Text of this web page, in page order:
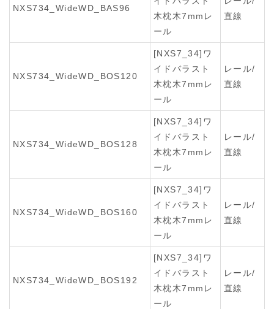
NXS734_WideWD_BAS96
木枕木7mmレ
ール
直線
NXS734_WideWD_BOS120
[NXS7_34]ワ
イドバラスト
木枕木7mmレ
ール
レール/
直線
NXS734_WideWD_BOS128
[NXS7_34]ワ
イドバラスト
木枕木7mmレ
ール
レール/
直線
NXS734_WideWD_BOS160
[NXS7_34]ワ
イドバラスト
木枕木7mmレ
ール
レール/
直線
NXS734_WideWD_BOS192
[NXS7_34]ワ
イドバラスト
木枕木7mmレ
ール
レール/
直線